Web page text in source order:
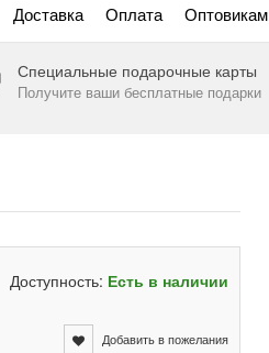
Доставка Оплата Оптовикам
Специальные подарочные карты
Получите ваши бесплатные подарки
Доступность: Есть в наличии
Добавить в пожелания